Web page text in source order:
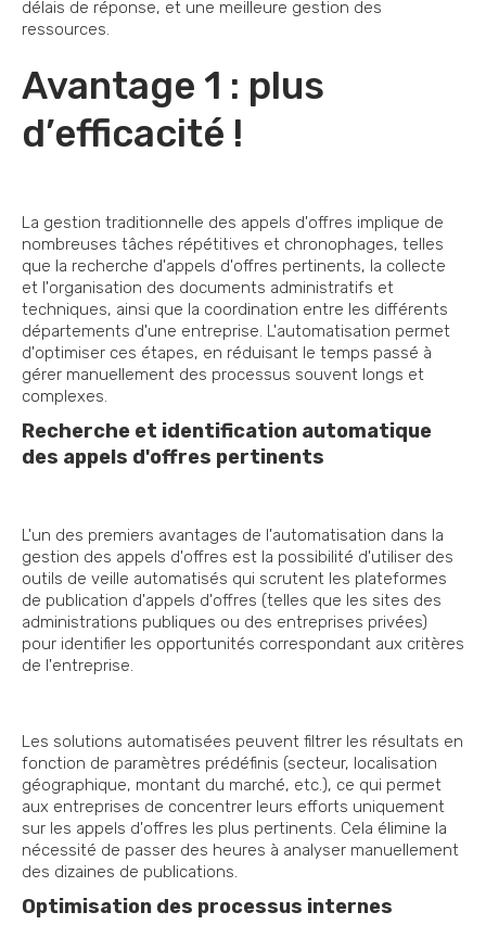
délais de réponse, et une meilleure gestion des
ressources.
Avantage 1 : plus
d’efficacité !
La gestion traditionnelle des appels d'offres implique de
nombreuses tâches répétitives et chronophages, telles
que la recherche d'appels d'offres pertinents, la collecte
et l'organisation des documents administratifs et
techniques, ainsi que la coordination entre les différents
départements d'une entreprise. L'automatisation permet
d'optimiser ces étapes, en réduisant le temps passé à
gérer manuellement des processus souvent longs et
complexes.
Recherche et identification automatique
des appels d'offres pertinents
L'un des premiers avantages de l'automatisation dans la
gestion des appels d'offres est la possibilité d'utiliser des
outils de veille automatisés qui scrutent les plateformes
de publication d'appels d'offres (telles que les sites des
administrations publiques ou des entreprises privées)
pour identifier les opportunités correspondant aux critères
de l'entreprise.
Les solutions automatisées peuvent filtrer les résultats en
fonction de paramètres prédéfinis (secteur, localisation
géographique, montant du marché, etc.), ce qui permet
aux entreprises de concentrer leurs efforts uniquement
sur les appels d'offres les plus pertinents. Cela élimine la
nécessité de passer des heures à analyser manuellement
des dizaines de publications.
Optimisation des processus internes